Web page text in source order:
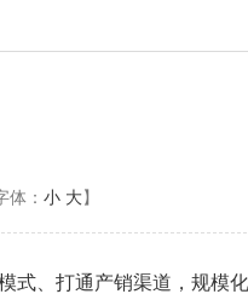
体： 小 大】
式、打通产销渠道，规模